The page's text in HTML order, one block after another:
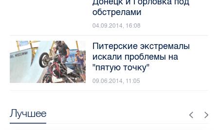
Лучшее
обстрелами
04.09.2014, 16:08
Питерские экстремалы
искали проблемы на
"пятую точку"
09.06.2014, 11:05